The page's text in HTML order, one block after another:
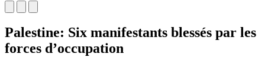
Palestine: Six manifestants blessés par les
forces d’occupation